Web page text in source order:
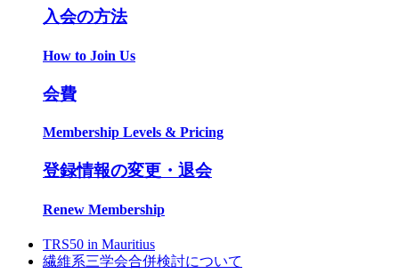
入会の方法
How to Join Us
会費
Membership Levels & Pricing
登録情報の変更・退会
Renew Membership
TRS50 in Mauritius
繊維系三学会合併検討について